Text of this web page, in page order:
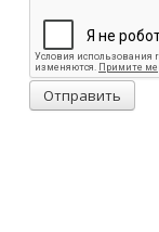
Отправить